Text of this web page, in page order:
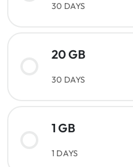
30 DAYS
20 GB
30 DAYS
1 GB
1 DAYS